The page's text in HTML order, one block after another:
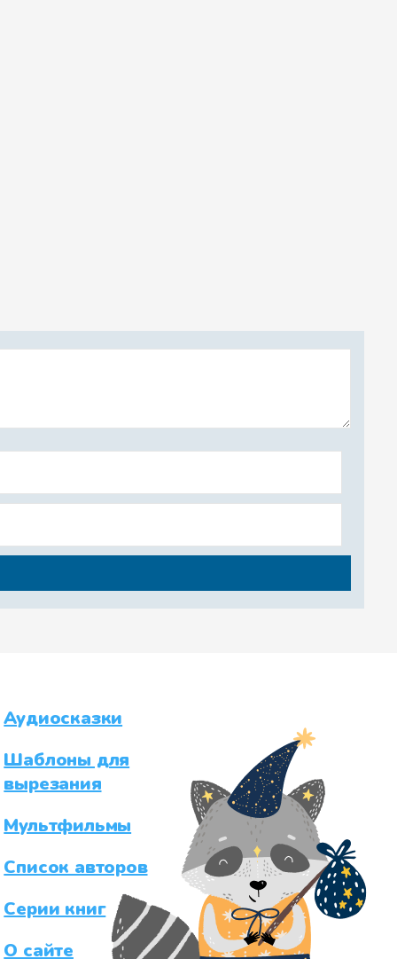
Аудиосказки
Шаблоны для
вырезания
Мультфильмы
Список авторов
Серии книг
О сайте